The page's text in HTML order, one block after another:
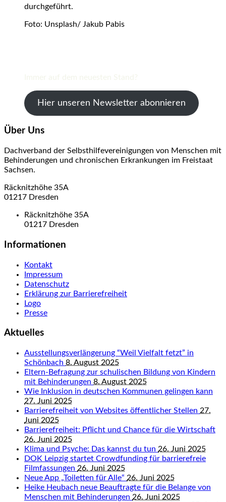
durchgeführt.
Foto: Unsplash/ Jakub Pabis
Hier unseren Newsletter abonnieren
Über Uns
Dachverband der Selbsthilfevereinigungen von Menschen mit
Behinderungen und chronischen Erkrankungen im Freistaat
Sachsen.
Räcknitzhöhe 35A
01217 Dresden
Räcknitzhöhe 35A
01217 Dresden
Informationen
Kontakt
Impressum
Datenschutz
Erklärung zur Barrierefreiheit
Logo
Presse
Aktuelles
Ausstellungsverlängerung “Weil Vielfalt fetzt” in
Schönbach 8. August 2025
Eltern-Befragung zur schulischen Bildung von Kindern
mit Behinderungen 8. August 2025
Wie Inklusion in deutschen Kommunen gelingen kann
27. Juni 2025
Barrierefreiheit von Websites öffentlicher Stellen 27.
Juni 2025
Barrierefreiheit: Pflicht und Chance für die Wirtschaft
26. Juni 2025
Klima und Psyche: Das kannst du tun 26. Juni 2025
DOK Leipzig startet Crowdfunding für barrierefreie
Filmfassungen 26. Juni 2025
Neue App „Toiletten für Alle“ 26. Juni 2025
Heike Heubach neue Beauftragte für die Belange von
Menschen mit Behinderungen 26. Juni 2025